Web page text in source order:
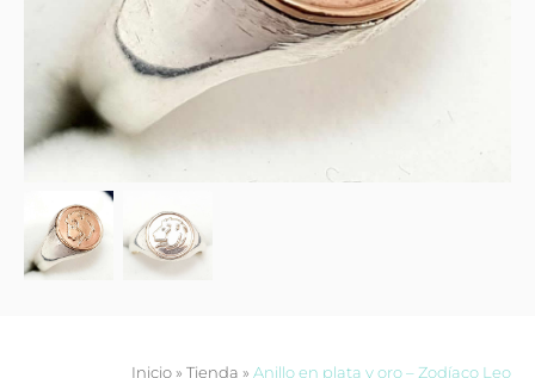
Contacto
Inicio» Tienda » Anillo en plata y oro – Zodíaco Leo